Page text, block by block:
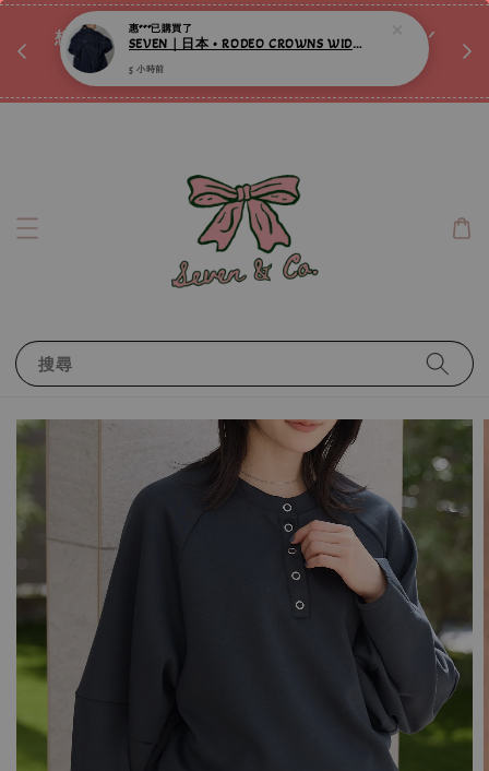
想訂製屬於自己的『水晶手鍊』嗎ꕀ♡ 私訊我們.ᐟ.ᐟ
📣Instagram 這邊按下去
搜尋